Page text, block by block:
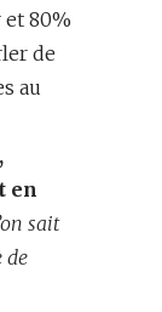
et 80%
de
au
en
sait
de